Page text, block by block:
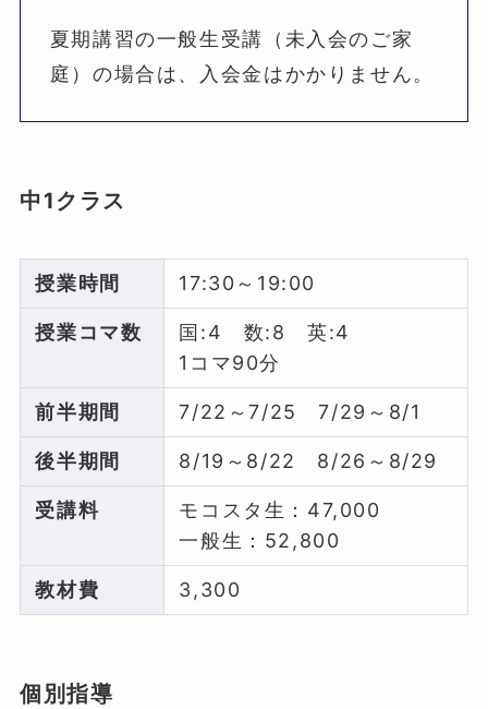
夏期講習の一般生受講（未入会のご家
庭）の場合は、入会金はかかりません。
中1クラス
授業時間 17:30～19:00
授業コマ数
国:4 数:8 英:4
1コマ90分
前半期間 7/22～7/25 7/29～8/1
後半期間 8/19～8/22 8/26～8/29
受講料
モコスタ生：47,000
一般生：52,800
教材費 3,300
個別指導